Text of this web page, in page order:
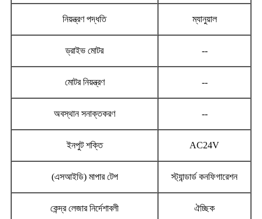
নিয়ন্ত্রণ পদ্ধতি ম্যানুয়াল
ড্রাইভ মোটর --
মোটর নিয়ন্ত্রণ --
অবস্থান সনাক্তকরণ --
ইনপুট শক্তি AC24V
(এসআইডি) মাপার টেপ স্ট্যান্ডার্ড কনফিগারেশন
কেন্দ্র লেজার নির্দেশাবলী ঐচ্ছিক